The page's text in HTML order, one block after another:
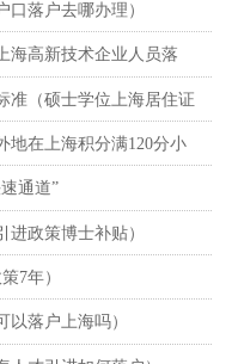
口落户去哪办理）
海高新技术企业人员落
准（硕士学位上海居住证
地在上海积分满120分小
通道”
进政策博士补贴）
7年）
以落户上海吗）